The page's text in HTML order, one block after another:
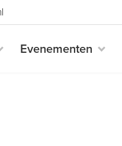
Evenementen